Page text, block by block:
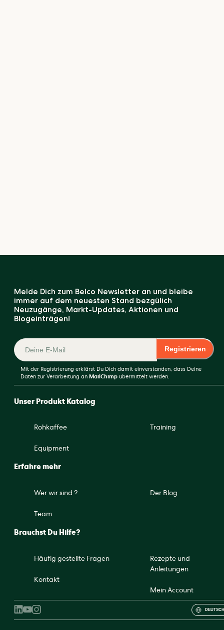
Unser Produkt Katalog
Rohkaffee
Equipment
Training
Erfahre mehr
Wer wir sind ?
Team
Der Blog
Brauchst Du Hilfe?
Häufig gestellte Fragen
Kontakt
Rezepte und
Anleitungen
Mein Account
Melde Dich zum Belco Newsletter an und bleibe
immer auf dem neuesten Stand bezgülich
Neuzugänge, Markt-Updates, Aktionen und
Blogeinträgen!
Registrieren
Mit der Registrierung erklärst Du Dich damit einverstanden, dass Deine
Daten zur Verarbeitung an MailChimpübermittelt werden.